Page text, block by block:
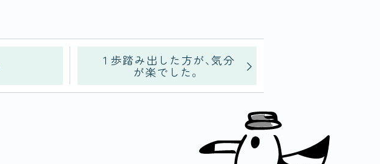
１歩踏み出した方が、気分
が楽でした。